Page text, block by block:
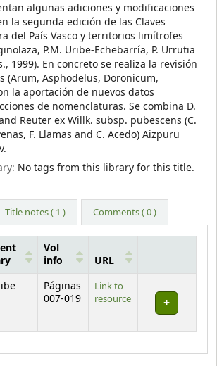
algunas adiciones y modificaciones
la segunda edición de las Claves
del País Vasco y territorios limítrofes
P.M. Uribe-Echebarría, P. Urrutia
1999). En concreto se realiza la revisión
(Arum, Asphodelus, Doronicum,
la aportación de nuevos datos
de nomenclaturas. Se combina D.
Reuter ex Willk. subsp. pubescens (C.
F. Llamas and C. Acedo) Aizpuru
No tags from this library for this title.
Title notes ( 1 ) Comments ( 0 )
Vol
info
URL
Páginas
007-019
Link to
resource